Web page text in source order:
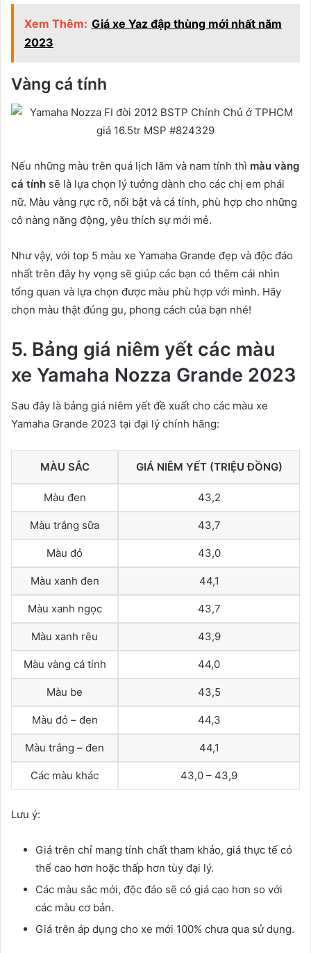
Xem Thêm: Giá xe Yaz đập thùng mới nhất năm
2023
Vàng cá tính
Nếu những màu trên quá lịch lãm và nam tính thì màu vàng
cá tính sẽ là lựa chọn lý tưởng dành cho các chị em phái
nữ. Màu vàng rực rỡ, nổi bật và cá tính, phù hợp cho những
cô nàng năng động, yêu thích sự mới mẻ.
Như vậy, với top 5 màu xe Yamaha Grande đẹp và độc đáo
nhất trên đây hy vọng sẽ giúp các bạn có thêm cái nhìn
tổng quan và lựa chọn được màu phù hợp với mình. Hãy
chọn màu thật đúng gu, phong cách của bạn nhé!
5. Bảng giá niêm yết các màu
xe Yamaha Nozza Grande 2023
Sau đây là bảng giá niêm yết đề xuất cho các màu xe
Yamaha Grande 2023 tại đại lý chính hãng:
MÀU SẮC GIÁ NIÊM YẾT (TRIỆU ĐỒNG)
Màu đen 43,2
Màu trắng sữa 43,7
Màu đỏ 43,0
Màu xanh đen 44,1
Màu xanh ngọc 43,7
Màu xanh rêu 43,9
Màu vàng cá tính 44,0
Màu be 43,5
Màu đỏ – đen 44,3
Màu trắng – đen 44,1
Các màu khác 43,0 – 43,9
Lưu ý:
Giá trên chỉ mang tính chất tham khảo, giá thực tế có
thể cao hơn hoặc thấp hơn tùy đại lý.
Các màu sắc mới, độc đáo sẽ có giá cao hơn so với
các màu cơ bản.
Giá trên áp dụng cho xe mới 100% chưa qua sử dụng.